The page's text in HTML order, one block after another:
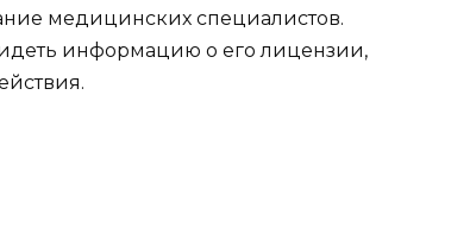
медицинских специалистов.
информацию о его лицензии,